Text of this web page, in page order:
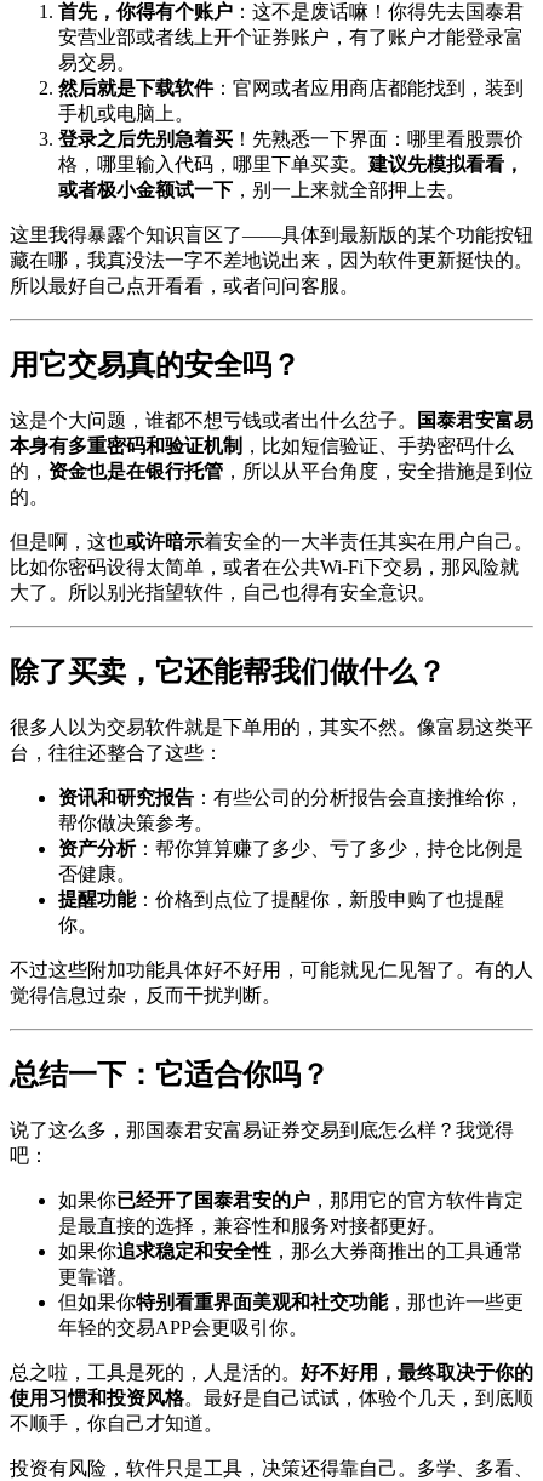
首先，你得有个账户 ：这不是废话嘛！你得先去国泰君
安营业部或者线上开个证券账户，有了账户才能登录富
易交易。
然后就是下载软件：官网或者应用商店都能找到，装到
手机或电脑上。
登录之后先别急着买 ！先熟悉一下界面：哪里看股票价
格，哪里输入代码，哪里下单买卖。 建议先模拟看看，
或者极小金额试一下 ，别一上来就全部押上去。
这里我得暴露个知识盲区了——具体到最新版的某个功能按钮
藏在哪，我真没法一字不差地说出来，因为软件更新挺快的。
所以最好自己点开看看，或者问问客服。
用它交易真的安全吗？
这是个大问题，谁都不想亏钱或者出什么岔子。
国泰君安富易
本身有多重密码和验证机制 ，比如短信验证、手势密码什么
的， 资金也是在银行托管 ，所以从平台角度，安全措施是到位
的。
但是啊，这也或许暗示着安全的一大半责任其实在用户自己。
比如你密码设得太简单，或者在公共Wi-Fi下交易，那风险就
大了。所以别光指望软件，自己也得有安全意识。
除了买卖，它还能帮我们做什么？
很多人以为交易软件就是下单用的，其实不然。像富易这类平
台，往往还整合了这些：
资讯和研究报告 ：有些公司的分析报告会直接推给你，
帮你做决策参考。
资产分析：帮你算算赚了多少、亏了多少，持仓比例是
否健康。
提醒功能：价格到点位了提醒你，新股申购了也提醒
你。
不过这些附加功能具体好不好用，可能就见仁见智了。有的人
觉得信息过杂，反而干扰判断。
总结一下：它适合你吗？
说了这么多，那国泰君安富易证券交易到底怎么样？我觉得
吧：
如果你已经开了国泰君安的户 ，那用它的官方软件肯定
是最直接的选择，兼容性和服务对接都更好。
如果你追求稳定和安全性 ，那么大券商推出的工具通常
更靠谱。
但如果你特别看重界面美观和社交功能，那也许一些更
年轻的交易APP会更吸引你。
总之啦，工具是死的，人是活的。 好不好用，最终取决于你的
使用习惯和投资风格。最好是自己试试，体验个几天，到底顺
不顺手，你自己才知道。
投资有风险，软件只是工具，决策还得靠自己。多学、多看、